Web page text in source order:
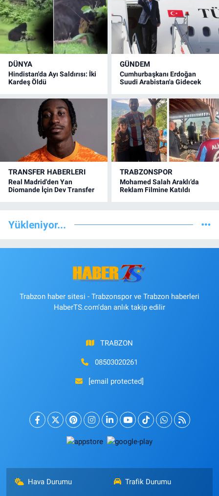
DÜNYA
Hindistan'da Ayı Saldırısı: İki
Kardeş Öldü
GÜNDEM
Cumhurbaşkanı Erdoğan
Suudi Arabistan'a Gidecek
TRANSFER HABERLERI
Real Madrid'den Yan
Diomande İçin Dev Transfer
TRABZONSPOR
Mohamed Salah Araklı’da
Reklam Filmine Katıldı
Yükleniyor...
Trabzon haber sitesi - Trabzonspor ve Trabzon haberleri
HaberTS.com'dan anlık takip edilir
TRABZON
08503020261
[email protected]
Hava Durumu Trafik Durumu